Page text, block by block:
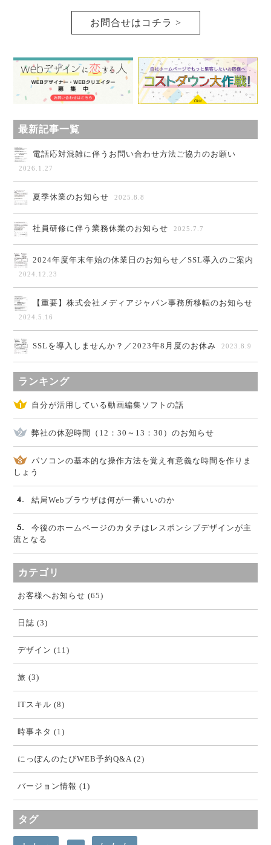
お問合せはコチラ >
最新記事一覧
電話応対混雑に伴うお問い合わせ方法ご協力のお願い
2026.1.27
夏季休業のお知らせ 2025.8.8
社員研修に伴う業務休業のお知らせ 2025.7.7
2024年度年末年始の休業日のお知らせ／SSL導入のご案内
2024.12.23
【重要】株式会社メディアジャパン事務所移転のお知らせ
2024.5.16
SSLを導入しませんか？／2023年8月度のお休み 2023.8.9
ランキング
自分が活用している動画編集ソフトの話
弊社の休憩時間（12：30～13：30）のお知らせ
パソコンの基本的な操作方法を覚え有意義な時間を作りま
しょう
結局Webブラウザは何が一番いいのか
今後のホームページのカタチはレスポンシブデザインが主
流となる
カテゴリ
お客様へお知らせ (65)
日誌 (3)
デザイン (11)
旅 (3)
ITスキル (8)
時事ネタ (1)
にっぽんのたびWEB予約Q&A (2)
バージョン情報 (1)
タグ